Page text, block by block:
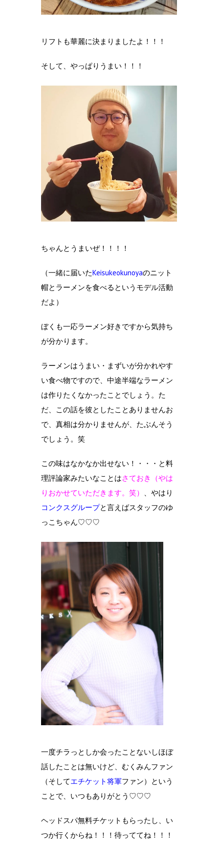
リフトも華麗に決まりましたよ！！！
そして、やっぱりうまい！！！
ちゃんとうまいぜ！！！！
（一緒に届いたKeisukeokunoyaのニット
帽とラーメンを食べるというモデル活動
だよ）
ぼくも一応ラーメン好きですから気持ち
が分かります。
ラーメンはうまい・まずいが分かれやす
い食べ物ですので、中途半端なラーメン
は作りたくなかったことでしょう。た
だ、この話を彼としたことありませんお
で、真相は分かりませんが、たぶんそう
でしょう。笑
この味はなかなか出せない！・・・と料
理評論家みたいなことはさておき（やは
りおかせていただきます。笑） 、やはり
コンクスグループと言えばスタッフのゆ
っこちゃん♡♡♡
一度チラっとしか会ったことないしほぼ
話したことは無いけど、むくみんファン
（そしてエチケット将軍ファン）という
ことで、いつもありがとう♡♡♡
ヘッドスパ無料チケットもらったし、い
つか行くからね！！！待っててね！！！